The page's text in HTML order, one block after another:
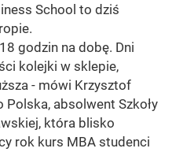
School to dziś
godzin na dobę. Dni
kolejki w sklepie,
- mówi Krzysztof
absolwent Szkoły
która blisko
rok kurs MBA studenci